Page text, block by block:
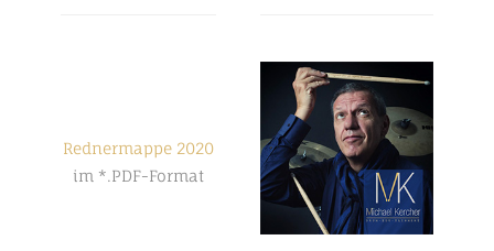
Rednermappe 2020
im *.PDF-Format